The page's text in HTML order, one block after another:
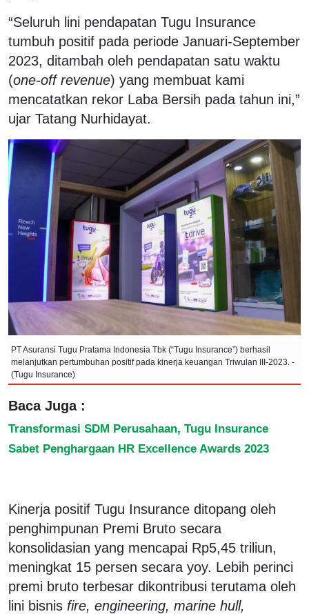
“Seluruh lini pendapatan Tugu Insurance
tumbuh positif pada periode Januari-September
2023, ditambah oleh pendapatan satu waktu
(one-off revenue) yang membuat kami
mencatatkan rekor Laba Bersih pada tahun ini,”
ujar Tatang Nurhidayat.
PT Asuransi Tugu Pratama Indonesia Tbk (“Tugu Insurance”) berhasil
melanjutkan pertumbuhan positif pada kinerja keuangan Triwulan III-2023. -
(Tugu Insurance)
Baca Juga :
Transformasi SDM Perusahaan, Tugu Insurance
Sabet Penghargaan HR Excellence Awards 2023
Kinerja positif Tugu Insurance ditopang oleh
penghimpunan Premi Bruto secara
konsolidasian yang mencapai Rp5,45 triliun,
meningkat 15 persen secara yoy. Lebih perinci
premi bruto terbesar dikontribusi terutama oleh
lini bisnis fire, engineering, marine hull,